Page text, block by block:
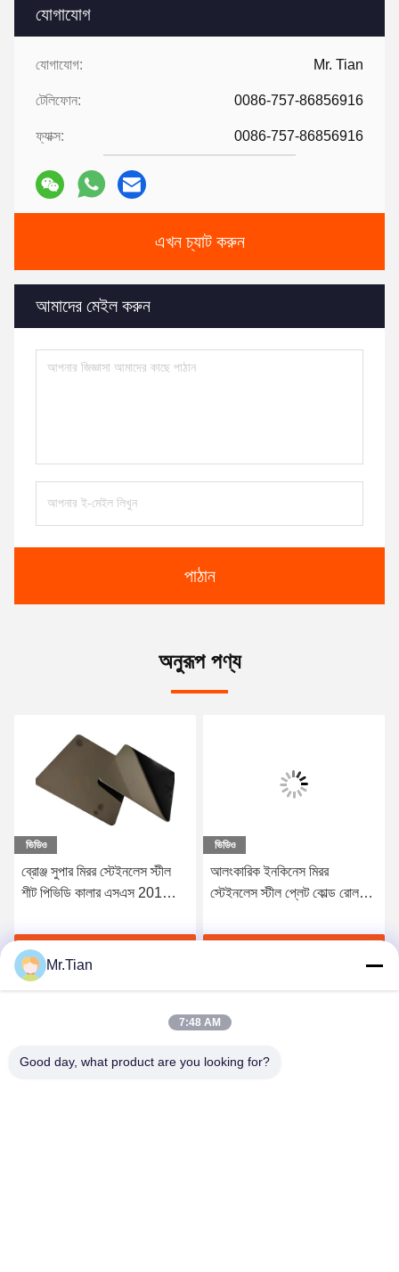
যোগাযোগ
যোগাযোগ: Mr. Tian
টেলিফোন: 0086-757-86856916
ফ্যাক্স: 0086-757-86856916
এখন চ্যাট করুন
আমাদের মেইল করুন
পাঠান
অনুরূপ পণ্য
ভিডিও
ব্রোঞ্জ সুপার মিরর স্টেইনলেস স্টীল
শীট পিভিডি কালার এসএস 201
ভিডিও
আলংকারিক ইনকিনেস মিরর
স্টেইনলেস স্টীল প্লেট কোল্ড রোলড
Mr.Tian
7:48 AM
Good day, what product are you looking for?